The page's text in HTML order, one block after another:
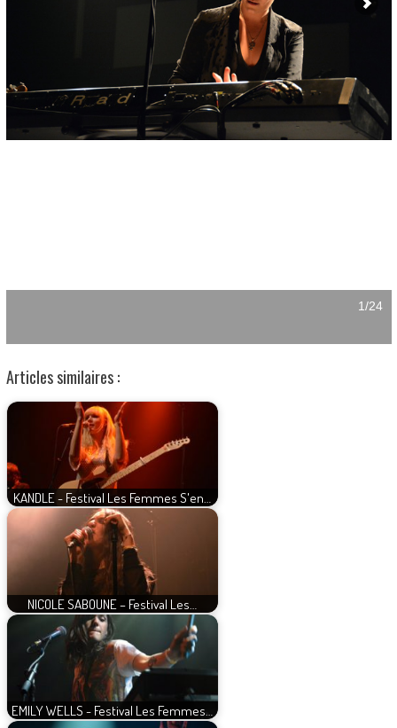
Articles similaires :
KANDLE - Festival Les Femmes S'en…
NICOLE SABOUNE – Festival Les…
EMILY WELLS - Festival Les Femmes…